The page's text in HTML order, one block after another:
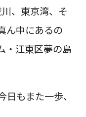
、東京湾、そ
ん中にあるの
・江東区夢の島
もまた一歩、